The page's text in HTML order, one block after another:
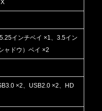
インチベイ ×1、3.5イン
ャドウ）ベイ ×2
×2、USB2.0 ×2、HD